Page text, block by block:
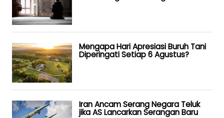
Mengapa Hari Apresiasi Buruh Tani
Diperingati Setiap 6 Agustus?
Iran Ancam Serang Negara Teluk
jika AS Lancarkan Serangan Baru